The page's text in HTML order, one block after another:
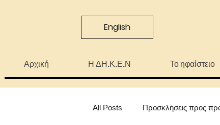
Αρχική Η ΔΗ.Κ.Ε.Ν Το ηφαίστειο
English
All Posts Προσκλήσεις προς